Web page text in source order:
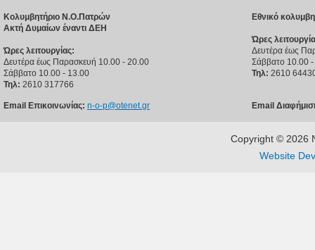
Κολυμβητήριο Ν.Ο.Πατρών
Ακτή Δυμαίων έναντι ΔΕΗ
Ώρες λειτουργίας:
Δευτέρα έως Παρασκευή 10.00 - 20.00
Σάββατο 10.00 - 13.00
Τηλ: 2610 317766
Email Επικοινωνίας: n-o-p@otenet.gr
Εθνικό
Ώρες
Δευτέρα έως
Σάββατο 10.00
Τηλ: 2610
Email
Copyright © 2026
Website